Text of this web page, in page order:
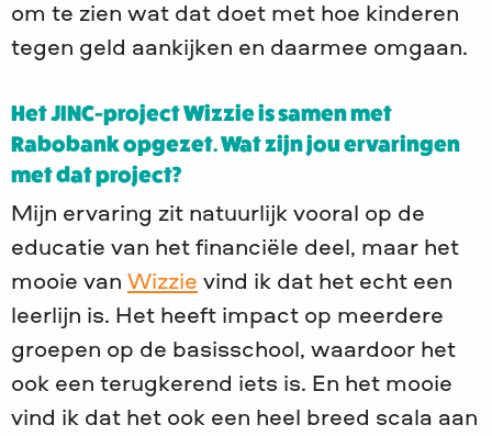
om te zien wat dat doet met hoe kinderen
tegen geld aankijken en daarmee omgaan.
Het JINC-project Wizzie is samen met
Rabobank opgezet. Wat zijn jou ervaringen
met dat project?
Mijn ervaring zit natuurlijk vooral op de
educatie van het financiële deel, maar het
mooie van Wizzie vind ik dat het echt een
leerlijn is. Het heeft impact op meerdere
groepen op de basisschool, waardoor het
ook een terugkerend iets is. En het mooie
vind ik dat het ook een heel breed scala aan